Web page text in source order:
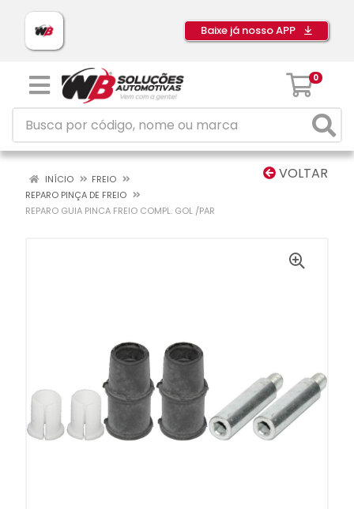
Baixe já nosso APP
0
VOLTAR
INÍCIO
FREIO
REPARO PINÇA DE FREIO
REPARO GUIA PINCA FREIO COMPL. GOL /PAR